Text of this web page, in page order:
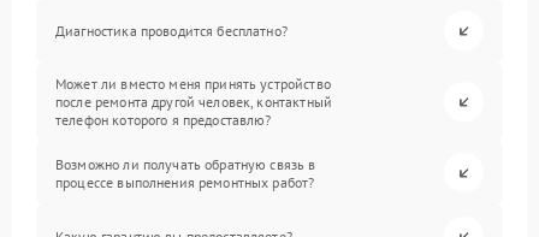
Диагностика проводится бесплатно?
Может ли вместо меня принять устройство
после ремонта другой человек, контактный
телефон которого я предоставлю?
Возможно ли получать обратную связь в
процессе выполнения ремонтных работ?